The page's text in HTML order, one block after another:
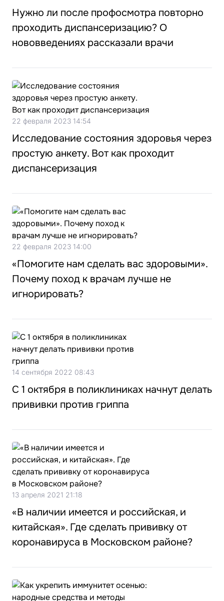
Нужно ли после профосмотра повторно
проходить диспансеризацию? О
нововведениях рассказали врачи
22 февраля 2023 14:54
Исследование состояния здоровья через
простую анкету. Вот как проходит
диспансеризация
22 февраля 2023 14:00
«Помогите нам сделать вас здоровыми».
Почему поход к врачам лучше не
игнорировать?
14 сентября 2022 08:43
С 1 октября в поликлиниках начнут делать
прививки против гриппа
13 апреля 2021 21:18
«В наличии имеется и российская, и
китайская». Где сделать прививку от
коронавируса в Московском районе?